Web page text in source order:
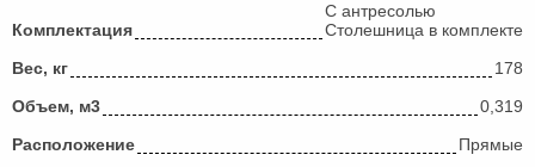
Комплектация
С антресолью
Столешница в комплекте
Вес, кг
178
Объем, м3
0,319
Расположение
Прямые